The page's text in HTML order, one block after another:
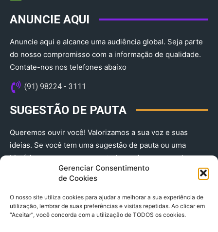
Gerenciar Consentimento
de Cookies
O nosso site utiliza cookies para ajudar a melhorar a sua experiência de
utilização, lembrar de suas preferências e visitas repetidas. Ao clicar em
“Aceitar”, você concorda com a utilização de TODOS os cookies.
ANUNCIE AQUI
Anuncie aqui e alcance uma audiência global. Seja parte
do nosso compromisso com a informação de qualidade.
Contate-nos nos telefones abaixo
(91) 98224 - 3111
SUGESTÃO DE PAUTA
Queremos ouvir você! Valorizamos a sua voz e suas
ideias. Se você tem uma sugestão de pauta ou uma
história que merece ser contada, envie-nos agora!
(91) 98224 - 3111